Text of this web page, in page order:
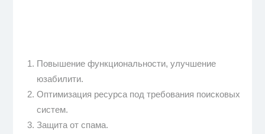
Повышение функциональности, улучшение
юзабилити.
Оптимизация ресурса под требования поисковых
систем.
Защита от спама.